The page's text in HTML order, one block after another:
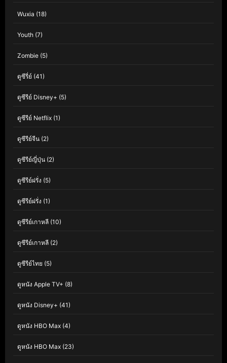
Wuxia (18)
Youth (7)
Zombie (5)
ดูซีรี่ย์ (41)
ดูซีรีย์ Disney+ (5)
ดูซีรีย์ Netflix (1)
ดูซีรีย์จีน (2)
ดูซีรีย์ญี่ปุ่น (2)
ดูซีรีย์ฝรั่ง (5)
ดูซีรีย์ฝรั่ง (1)
ดูซีรีย์เกาหลี (10)
ดูซีรีย์เกาหลี (2)
ดูซีรีย์ไทย (5)
ดูหนัง Apple TV+ (8)
ดูหนัง Disney+ (41)
ดูหนัง HBO Max (4)
ดูหนัง HBO Max (23)